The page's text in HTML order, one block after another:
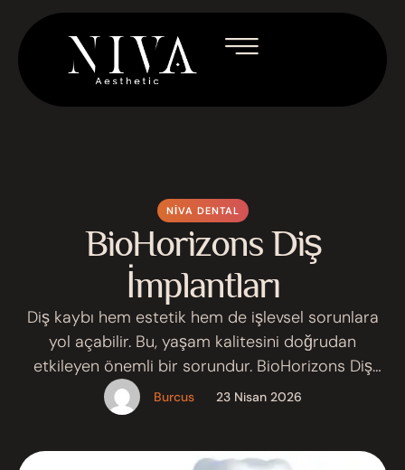
NIVA DENTAL
BioHorizons Diş
İmplantları
Diş kaybı hem estetik hem de işlevsel sorunlara
yol açabilir. Bu, yaşam kalitesini doğrudan
etkileyen önemli bir sorundur. BioHorizons Diş
İmplantları, eksik dişlerin yerine doğal görünümlü
ve uzun ömürlü çözümler sunar. Diş turizmi
hastalarına birinci sınıf implant tedavisi sunarken
Burcus 23 Nisan 2026